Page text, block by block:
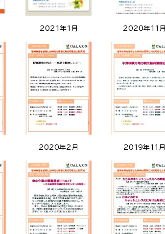
2021年1月 2020年11月
2020年2月 2019年11月